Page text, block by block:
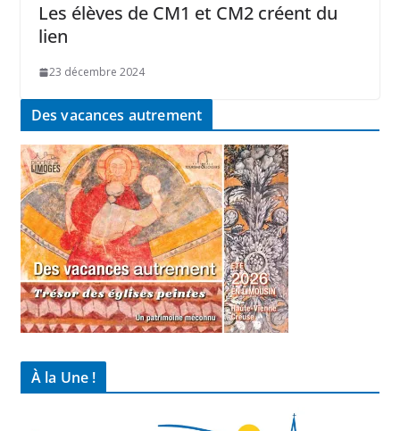
Les élèves de CM1 et CM2 créent du
lien
23 décembre 2024
Des vacances autrement
À la Une !